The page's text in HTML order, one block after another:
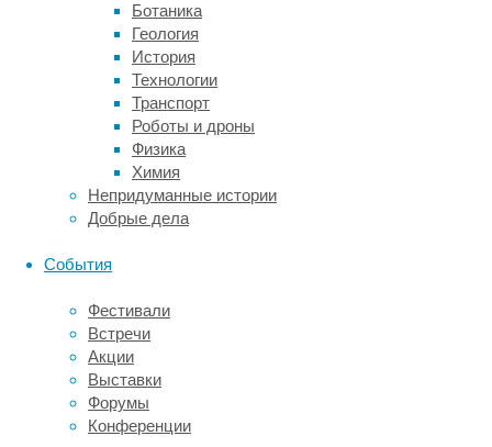
Ботаника
Геология
История
Технологии
Транспорт
Роботы и дроны
Физика
Химия
Непридуманные истории
Добрые дела
События
Фестивали
Встречи
Акции
Выставки
Форумы
Конференции
семи
комплексах
уровень
мышьяка
превысил
2,5
микрограмма
на
пероральную
суточную
допускаемый
организацией
United
States
Pharmacopeia
(USP),
которая